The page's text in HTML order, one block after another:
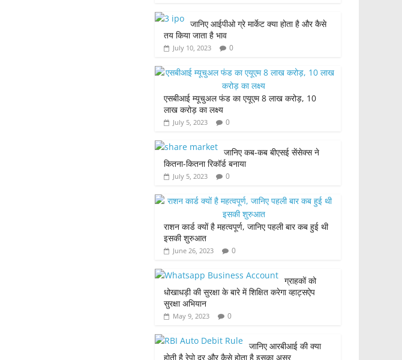
जानिए आईपीओ ग्रे मार्केट क्या होता है और कैसे
तय किया जाता है भाव
July 10, 2023 0
एसबीआई म्यूचुअल फंड का एयूएम 8 लाख करोड़, 10
लाख करोड़ का लक्ष्य
July 5, 2023 0
जानिए कब-कब बीएसई सेंसेक्स ने
कितना-कितना रिकॉर्ड बनाया
July 5, 2023 0
राशन कार्ड क्यों है महत्वपूर्ण, जानिए पहली बार कब हुई थी
इसकी शुरुआत
June 26, 2023 0
ग्राहकों को
धोखाधड़ी की सुरक्षा के बारे में शिक्षित करेगा व्हाट्सऐप
सुरक्षा अभियान
May 9, 2023 0
जानिए आरबीआई की क्या
होती है रेपो दर और कैसे होता है इसका असर